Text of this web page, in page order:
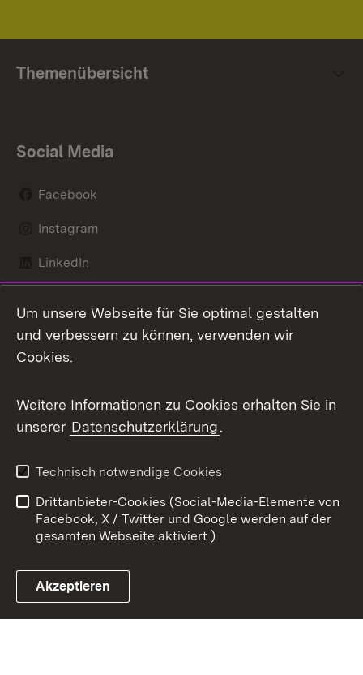
Themenübersicht
Social Media
Facebook
Instagram
LinkedIn
X / Twitter
Youtube
Link zum Landesportal
Kontakt
Datenschutz
Barrierefreiheit
Impressum
Cookies
Um unsere Webseite für Sie optimal gestalten
und verbessern zu können, verwenden wir
Cookies.
Weitere Informationen zu Cookies erhalten Sie in
unserer Datenschutzerklärung.
Technisch notwendige Cookies
Drittanbieter-Cookies (Social-Media-Elemente von
Facebook, X / Twitter und Google werden auf der
gesamten Webseite aktiviert.)
Akzeptieren